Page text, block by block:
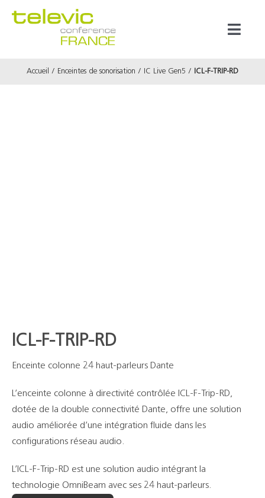
Produits
Accueil Enceintes de sonorisation IC Live Gen5 ICL-F-TRIP-RD
ICL-F-TRIP-RD
Enceinte colonne 24 haut-parleurs Dante
L’enceinte colonne à directivité contrôlée ICL-F-Trip-RD,
dotée de la double connectivité Dante, offre une solution
audio améliorée d’une intégration fluide dans les
configurations réseau audio.
L’ICL-F-Trip-RD est une solution audio intégrant la
technologie OmniBeam avec ses 24 haut-parleurs.